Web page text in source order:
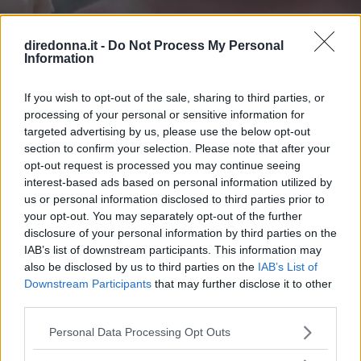
diredonna.it - Do Not Process My Personal
Information
If you wish to opt-out of the sale, sharing to third parties, or
processing of your personal or sensitive information for
targeted advertising by us, please use the below opt-out
section to confirm your selection. Please note that after your
opt-out request is processed you may continue seeing
interest-based ads based on personal information utilized by
us or personal information disclosed to third parties prior to
your opt-out. You may separately opt-out of the further
disclosure of your personal information by third parties on the
IAB’s list of downstream participants. This information may
also be disclosed by us to third parties on the IAB’s List of
Downstream Participants that may further disclose it to other
Please note that this website/app uses one or more Google
Personal Data Processing Opt Outs
BELLEZZA
Eritema solare: cosa fare se la
pelle è stata sovraesposta ai
raggi UV